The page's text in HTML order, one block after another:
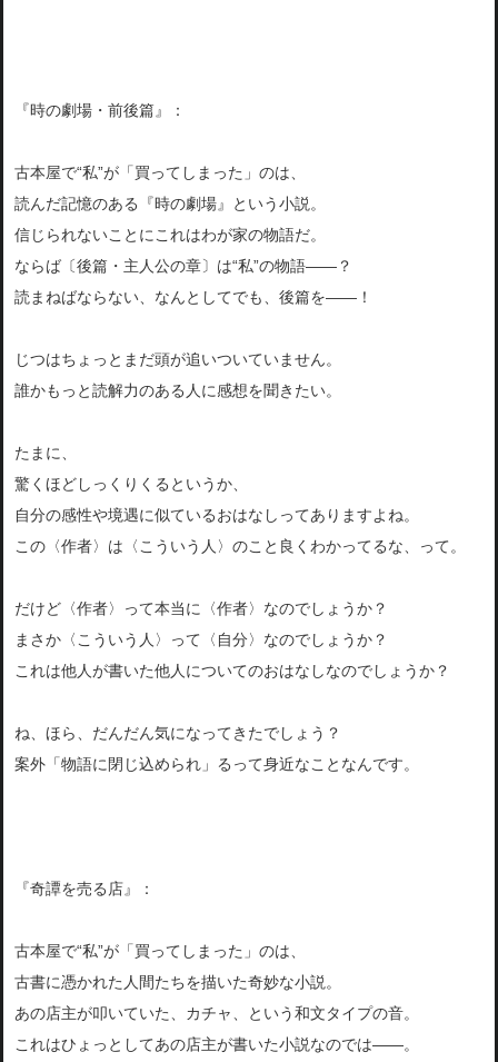
『時の劇場・前後篇』：
古本屋で“私”が「買ってしまった」のは、
読んだ記憶のある『時の劇場』という小説。
信じられないことにこれはわが家の物語だ。
ならば〔後篇・主人公の章〕は“私”の物語――？
読まねばならない、なんとしてでも、後篇を――！
じつはちょっとまだ頭が追いついていません。
誰かもっと読解力のある人に感想を聞きたい。
たまに、
驚くほどしっくりくるというか、
自分の感性や境遇に似ているおはなしってありますよね。
この〈作者〉は〈こういう人〉のこと良くわかってるな、って。
だけど〈作者〉って本当に〈作者〉なのでしょうか？
まさか〈こういう人〉って〈自分〉なのでしょうか？
これは他人が書いた他人についてのおはなしなのでしょうか？
ね、ほら、だんだん気になってきたでしょう？
案外「物語に閉じ込められ」るって身近なことなんです。
『奇譚を売る店』：
古本屋で“私”が「買ってしまった」のは、
古書に憑かれた人間たちを描いた奇妙な小説。
あの店主が叩いていた、カチャ、という和文タイプの音。
これはひょっとしてあの店主が書いた小説なのでは――。